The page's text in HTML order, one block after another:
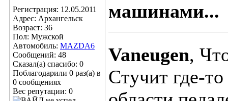
Регистрация: 12.05.2011
Адрес: Архангельск
Возраст: 36
Пол: Мужской
Автомобиль: MAZDA6
Сообщений: 48
Сказал(а) спасибо: 0
Поблагодарили 0 раз(а) в
0 сообщениях
Вес репутации: 0
машинами...
Vaneugen,
Стучит где-